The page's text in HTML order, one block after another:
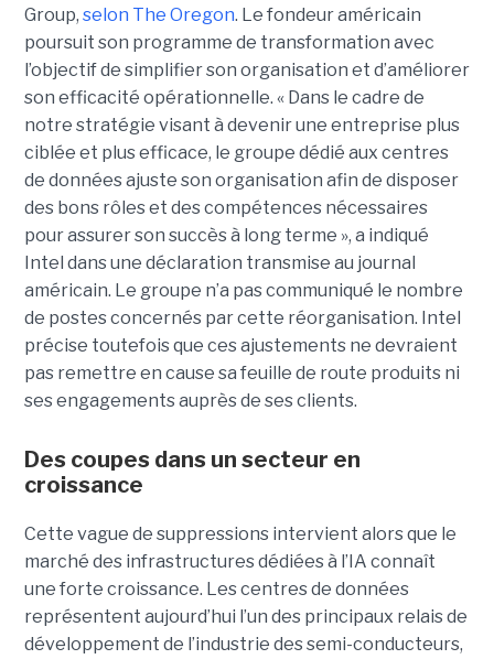
Group, selon The Oregon. Le fondeur américain
poursuit son programme de transformation avec
l’objectif de simplifier son organisation et d’améliorer
son efficacité opérationnelle. « Dans le cadre de
notre stratégie visant à devenir une entreprise plus
ciblée et plus efficace, le groupe dédié aux centres
de données ajuste son organisation afin de disposer
des bons rôles et des compétences nécessaires
pour assurer son succès à long terme », a indiqué
Intel dans une déclaration transmise au journal
américain. Le groupe n’a pas communiqué le nombre
de postes concernés par cette réorganisation. Intel
précise toutefois que ces ajustements ne devraient
pas remettre en cause sa feuille de route produits ni
ses engagements auprès de ses clients.
Des coupes dans un secteur en
croissance
Cette vague de suppressions intervient alors que le
marché des infrastructures dédiées à l’IA connaît
une forte croissance. Les centres de données
représentent aujourd’hui l’un des principaux relais de
développement de l’industrie des semi-conducteurs,